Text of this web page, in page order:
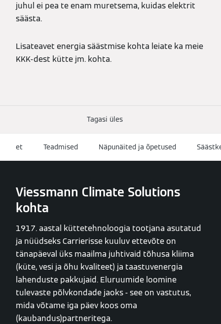
juhul ei pea te enam muretsema, kuidas elektrit
säästa.
Lisateavet energia säästmise kohta leiate ka meie
KKK-dest kütte jm. kohta.
Tagasi üles
et Teadmised Näpunäited ja õpetused
Viessmann Climate Solutions
kohta
1917. aastal küttetehnoloogia tootjana asutatud
ja nüüdseks Carrierisse kuuluv ettevõte on
tänapäeval üks maailma juhtivaid tõhusa kliima
(küte, vesi ja õhu kvaliteet) ja taastuvenergia
lahenduste pakkujaid. Eluruumide loomine
tulevaste põlvkondade jaoks - see on vastutus,
mida võtame iga päev koos oma
(kaubandus)partneritega.